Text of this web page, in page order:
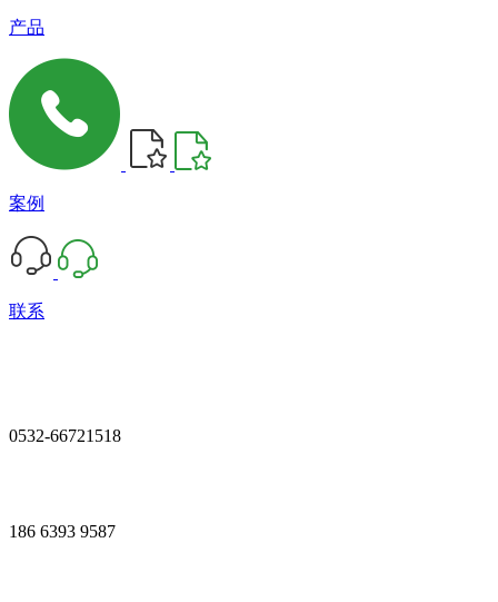
产品
案例
联系
0532-66721518
186 6393 9587